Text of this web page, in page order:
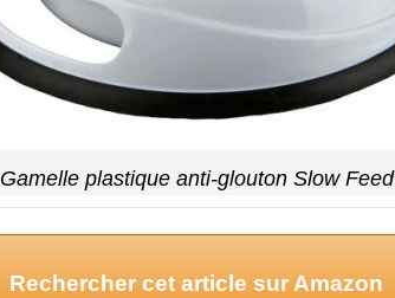
Gamelle plastique anti-glouton Slow Feed
Rechercher cet article sur Amazon